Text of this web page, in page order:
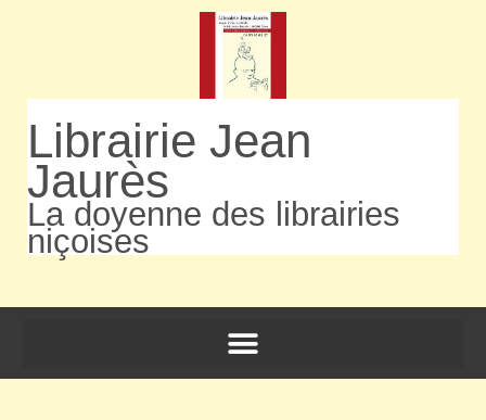
Librairie Jean
Jaurès
La doyenne des librairies
niçoises